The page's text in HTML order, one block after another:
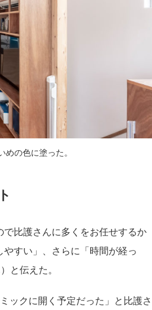
の色に塗った。
比護さんに多くをお任せするか
すい」、さらに「時間が経っ
と伝えた。
ックに開く予定だった」と比護さ